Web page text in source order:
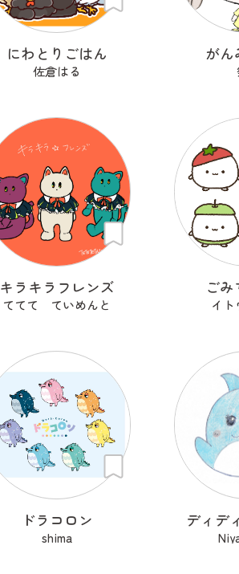
にわとりごはん
佐倉はる
がん
キラキラフレンズ
ててて ていめんと
ご
イト
ドラコロン
shima
ディデ